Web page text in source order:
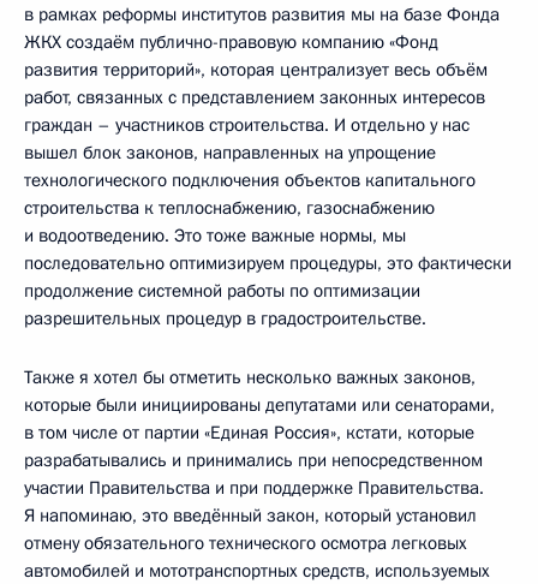
в рамках реформы институтов развития мы на базе Фонда
ЖКХ создаём публично-правовую компанию «Фонд
развития территорий», которая централизует весь объём
работ, связанных с представлением законных интересов
граждан – участников строительства. И отдельно у нас
вышел блок законов, направленных на упрощение
технологического подключения объектов капитального
строительства к теплоснабжению, газоснабжению
и водоотведению. Это тоже важные нормы, мы
последовательно оптимизируем процедуры, это фактически
продолжение системной работы по оптимизации
разрешительных процедур в градостроительстве.
Также я хотел бы отметить несколько важных законов,
которые были инициированы депутатами или сенаторами,
в том числе от партии «Единая Россия», кстати, которые
разрабатывались и принимались при непосредственном
участии Правительства и при поддержке Правительства.
Я напоминаю, это введённый закон, который установил
отмену обязательного технического осмотра легковых
автомобилей и мототранспортных средств, используемых